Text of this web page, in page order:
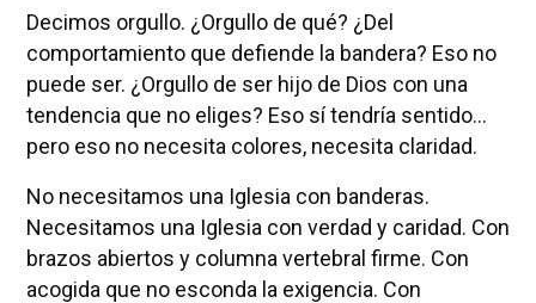
Decimos orgullo. ¿Orgullo de qué? ¿Del
comportamiento que defiende la bandera? Eso no
puede ser. ¿Orgullo de ser hijo de Dios con una
tendencia que no eliges? Eso sí tendría sentido…
pero eso no necesita colores, necesita claridad.
No necesitamos una Iglesia con banderas.
Necesitamos una Iglesia con verdad y caridad. Con
brazos abiertos y columna vertebral firme. Con
acogida que no esconda la exigencia. Con